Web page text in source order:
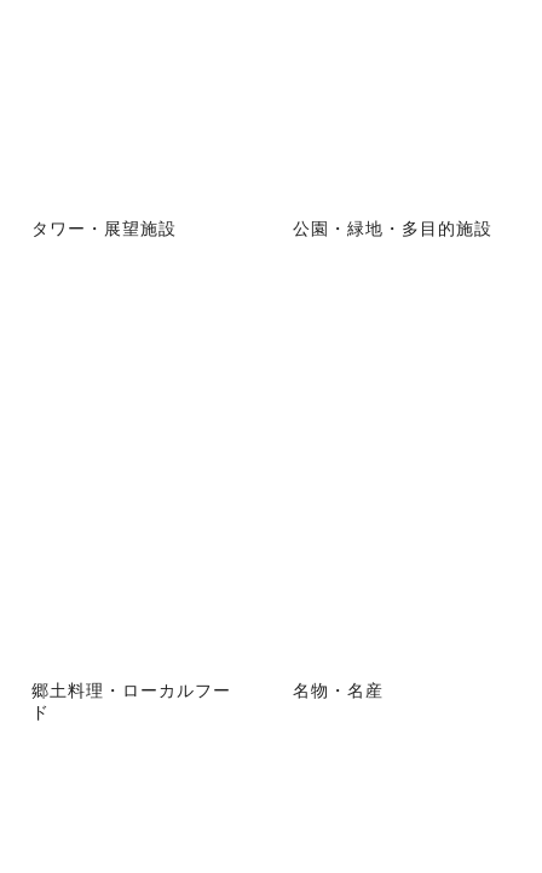
タワー・展望施設 公園・緑地・多目的施設
郷土料理・ローカルフー
ド
名物・名産